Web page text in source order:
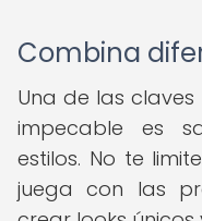
Combina
Una de las
impecable es
estilos. No te
juega con las